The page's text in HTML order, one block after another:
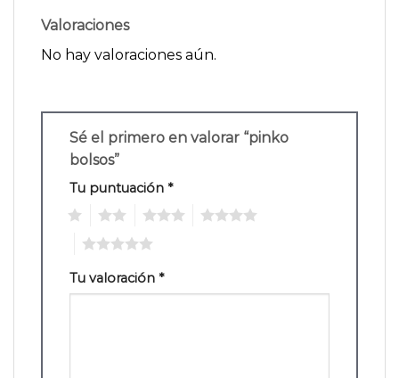
Valoraciones
No hay valoraciones aún.
Sé el primero en valorar “pinko
bolsos”
Tu puntuación *
Tu valoración *